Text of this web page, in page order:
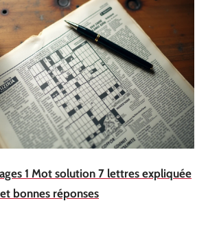
1 Mot solution 7 lettres expliquée
bonnes réponses